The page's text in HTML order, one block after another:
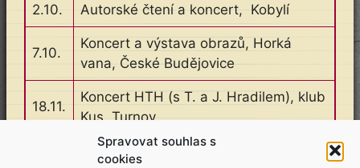
Spravovat souhlas s
cookies
2.10. Autorské čtení a koncert, Kobylí
7.10.
Koncert a výstava obrazů, Horká
vana, České Budějovice
18.11.
Koncert HTH (s T. a J. Hradilem), klub
Kus, Turnov